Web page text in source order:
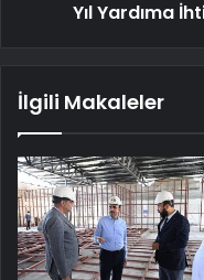
Yıl Yardıma
İlgili Makaleler